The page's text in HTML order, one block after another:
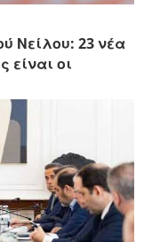
Νείλου: 23 νέα
είναι οι